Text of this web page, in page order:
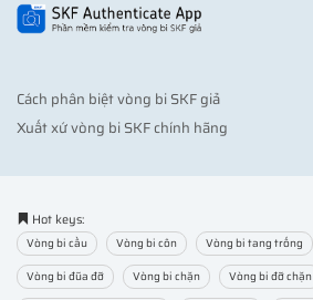
Cách phân biệt vòng bi SKF giả
Xuất xứ vòng bi SKF chính hãng
Hot keys:
Vòng bi cầu Vòng bi côn Vòng bi tang trống
Vòng bi đũa đỡ
Vòng bi chặn
Vòng bi đỡ chặn